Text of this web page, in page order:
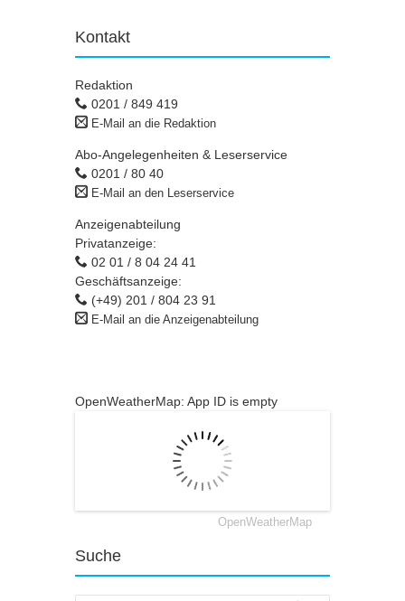
Kontakt
Redaktion
0201 / 849 419
E-Mail an die Redaktion
Abo-Angelegenheiten & Leserservice
0201 / 80 40
E-Mail an den Leserservice
Anzeigenabteilung
Privatanzeige:
02 01 / 8 04 24 41
Geschäftsanzeige:
(+49) 201 / 804 23 91
E-Mail an die Anzeigenabteilung
OpenWeatherMap: App ID is empty
OpenWeatherMap
Suche